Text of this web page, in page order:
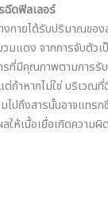
ฉีดฟิลเลอร์
กายได้รับปริมาณของ
มแดง จากการจับตัว
รที่มีคุณภาพตามการ
ต่ถ้าหากไม่ใช่ บริเวณ
ไปถึงสารนั้นอาจแทร
ให้เนื้อเยื่อเกิดความ